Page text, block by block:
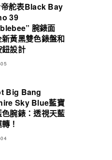
舵表Black Bay
39
腕錶面
黃黑雙色錶盤和
設計
Big Bang
Sky Blue藍寶
腕錶：透視天藍
！